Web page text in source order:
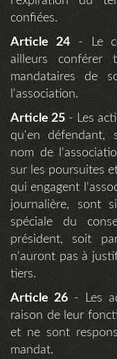
confiées.
Article 24- Le
ailleurs conférer
mandataires de
l'association.
Article 25 - Les
qu'en défendant,
nom de
sur les poursuites
qui engagent
journalière, sont
spéciale du
président, soit
n'auront pas à
tiers.
Article 26 - Les
raison de leur
et ne sont
mandat.